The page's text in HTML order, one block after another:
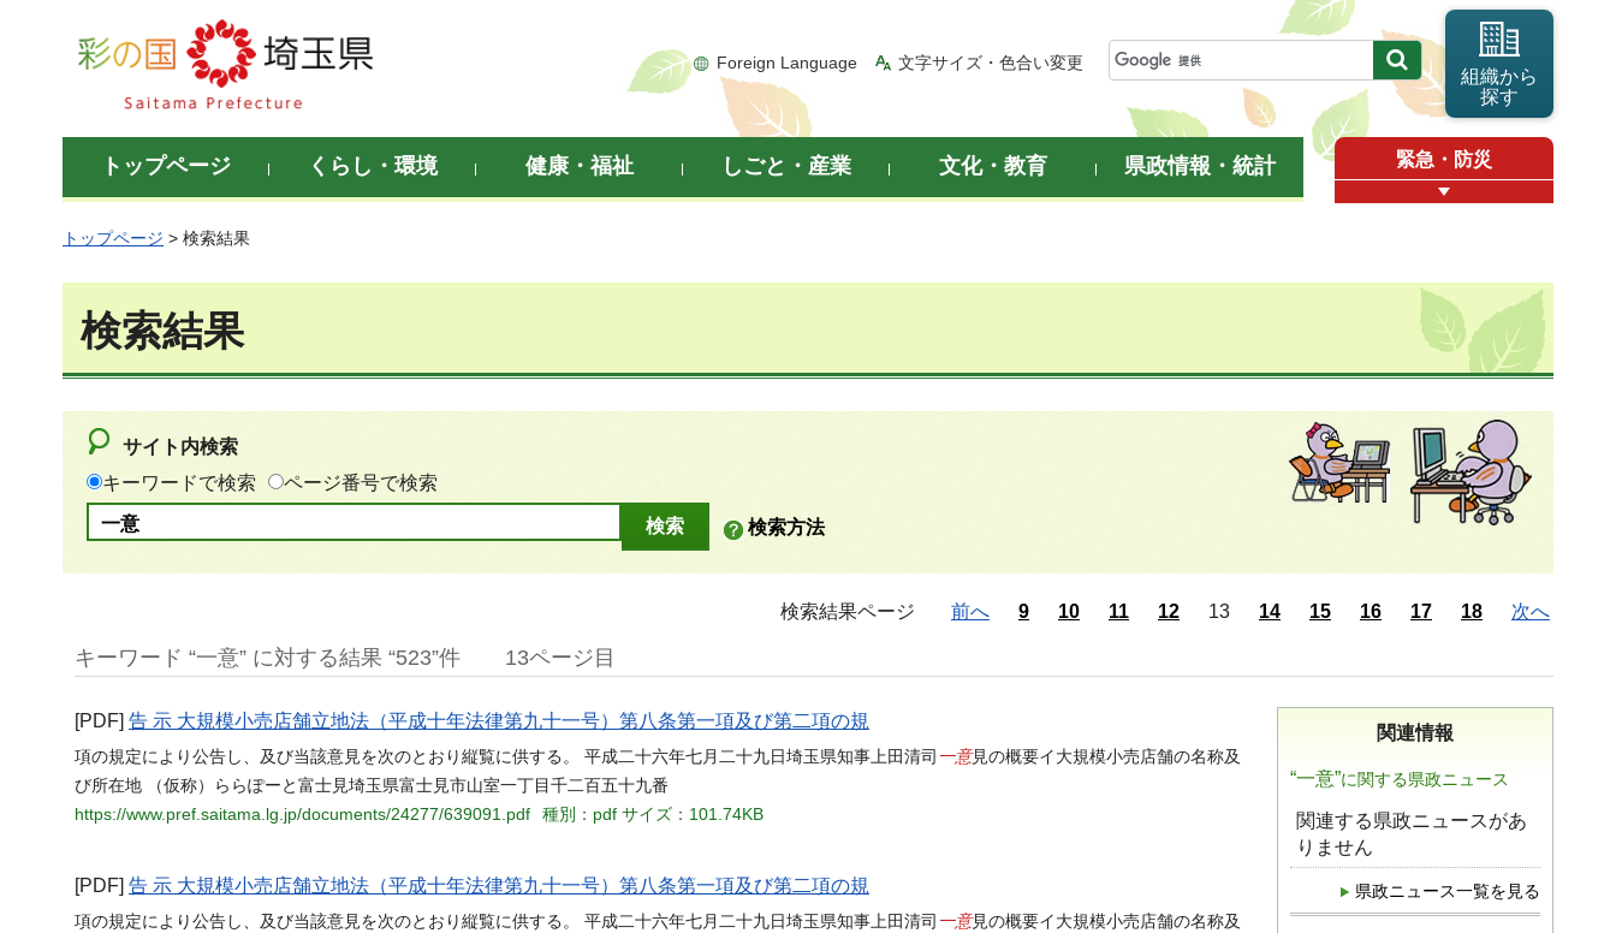
彩の国 埼玉県
Foreign Language 文字サイズ・色合い変更
組織から
探す
トップページ くらし・環境 健康・福祉 しごと・産業 文化・教育 県政情報・統計 緊急・防災
トップページ > 検索結果
検索結果
サイト内検索
キーワードで検索
ページ番号で検索
検索方法
検索結果ページ 前へ 9 10 11 12 13 14 15 16 17 18 次へ
キーワード “一意” に対する結果 “523”件 13ページ目
関連情報
“一意”に関する県政ニュース
関連する県政ニュースがあ
りません
県政ニュース一覧を見る
[PDF] 告 示 大規模小売店舗立地法（平成十年法律第九十一号）第八条第一項及び第二項の規
項の規定により公告し、及び当該意見を次のとおり縦覧に供する。 平成二十六年七月二十九日埼玉県知事上田清司 一意見の概要イ大規模小売店舗の名称及
び所在地 （仮称）ららぽーと富士見埼玉県富士見市山室一丁目千二百五十九番
https://www.pref.saitama.lg.jp/documents/24277/639091.pdf
種別：pdf サイズ：101.74KB
[PDF] 告 示 大規模小売店舗立地法（平成十年法律第九十一号）第八条第一項及び第二項の規
項の規定により公告し、及び当該意見を次のとおり縦覧に供する。 平成二十六年七月二十九日埼玉県知事上田清司 一意見の概要イ大規模小売店舗の名称及